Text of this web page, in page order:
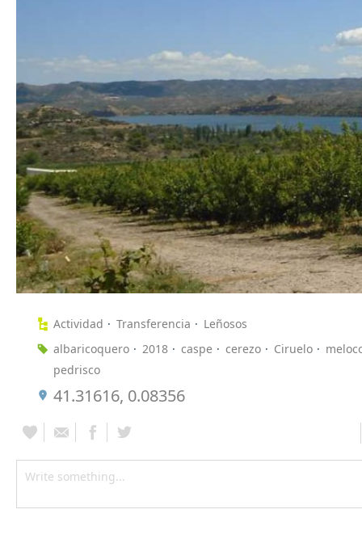
Actividad Transferencia
Leñosos
albaricoquero
2018 caspe cerezo Ciruelo
pedrisco
41.31616, 0.08356